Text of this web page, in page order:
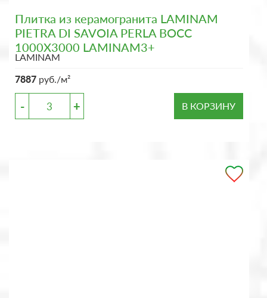
Плитка из керамогранита LAMINAM
PIETRA DI SAVOIA PERLA BOCC
1000X3000 LAMINAM3+
LAMINAM
7887 руб./м²
- + В КОРЗИНУ